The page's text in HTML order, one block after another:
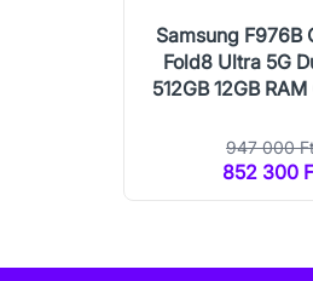
Samsung F976B
Fold8 Ultra 5G
512GB 12GB
947 000
852 300